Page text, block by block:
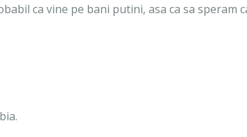
ca vine pe bani putini, asa ca sa speram